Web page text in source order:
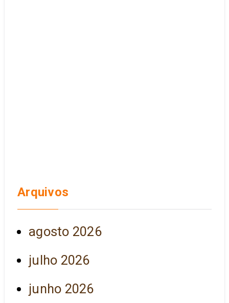
Arquivos
agosto 2026
julho 2026
junho 2026